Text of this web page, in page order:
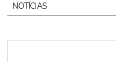
NOTÍCIAS